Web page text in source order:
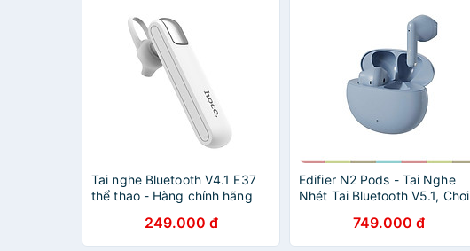
Tai nghe Bluetooth V4.1 E37
thể thao - Hàng chính hãng
249.000 đ
Edifier N2 Pods - Tai Nghe
Nhét Tai Bluetooth V5.1, Chơi
13mm, Thời Lượng 28h- Hàng
chính hãng
749.000 đ